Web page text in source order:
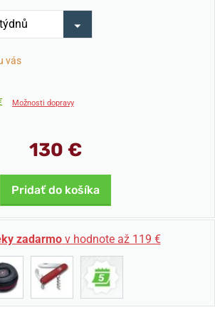
vás
Možnosti dopravy
130 €
Pridať do košíka
zadarmov hodnote až 119 €